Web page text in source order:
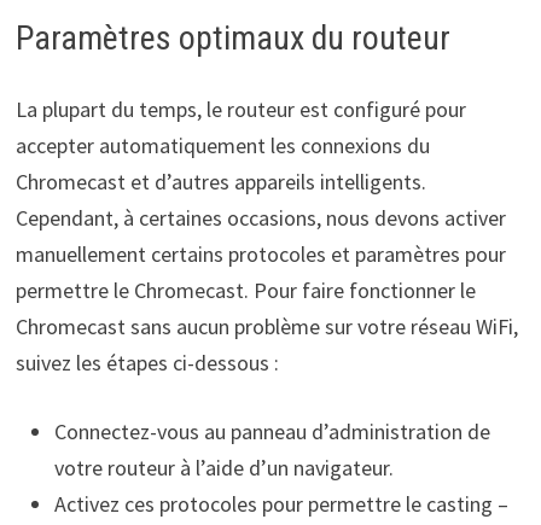
Paramètres optimaux du routeur
La plupart du temps, le routeur est configuré pour
accepter automatiquement les connexions du
Chromecast et d’autres appareils intelligents.
Cependant, à certaines occasions, nous devons activer
manuellement certains protocoles et paramètres pour
permettre le Chromecast. Pour faire fonctionner le
Chromecast sans aucun problème sur votre réseau WiFi,
suivez les étapes ci-dessous :
Connectez-vous au panneau d’administration de
votre routeur à l’aide d’un navigateur.
Activez ces protocoles pour permettre le casting –